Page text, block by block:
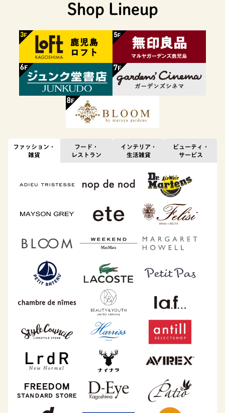
Shop Lineup
ファッション・
雑貨
フード・
レストラン
インテリア・
生活雑貨
ビューティ・
サービス